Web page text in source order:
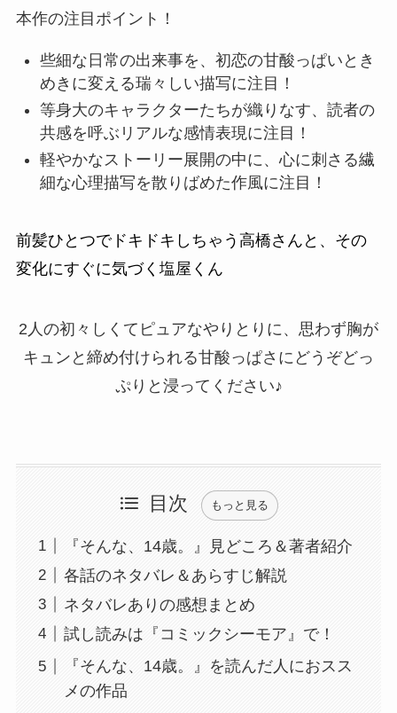
本作の注目ポイント！
些細な日常の出来事を、初恋の甘酸っぱいとき
めきに変える瑞々しい描写に注目 ！
等身大のキャラクターたちが織りなす、読者の
共感を呼ぶリアルな感情表現に注目！
軽やかなストーリー展開の中に、心に刺さる繊
細な心理描写を散りばめた作風に注目 ！
前髪ひとつでドキドキしちゃう高橋さんと、その
変化にすぐに気づく塩屋くん
2人の初々しくてピュアなやりとりに、思わず胸が
キュンと締め付けられる甘酸っぱさにどうぞどっ
ぷりと浸ってください♪
目次 もっと見る
『そんな、14歳。』見どころ＆著者紹介
各話のネタバレ＆あらすじ解説
ネタバレありの感想まとめ
試し読みは『コミックシーモア』で！
『そんな、14歳。』を読んだ人におスス
メの作品